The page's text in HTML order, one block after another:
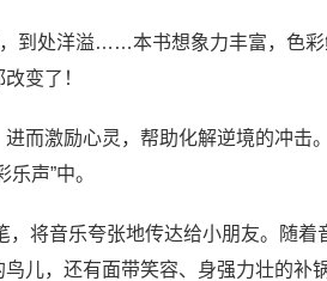
，到处洋溢……本书想象力丰富，色
变了！
而激励心灵，帮助化解逆境的冲击
声”中。
，将音乐夸张地传达给小朋友。随
儿，还有面带笑容、身强力壮的补